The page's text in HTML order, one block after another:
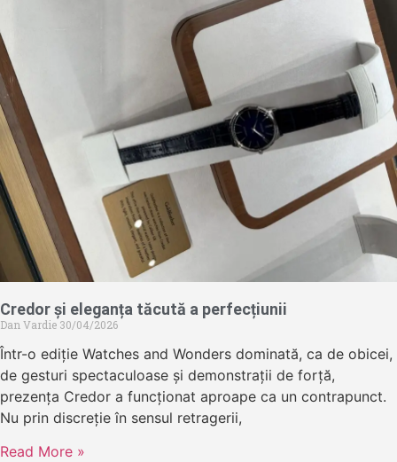
Credor și eleganța tăcută a perfecțiunii
Dan Vardie 30/04/2026
Într-o ediție Watches and Wonders dominată, ca de obicei,
de gesturi spectaculoase și demonstrații de forță,
prezența Credor a funcționat aproape ca un contrapunct.
Nu prin discreție în sensul retragerii,
Read More »